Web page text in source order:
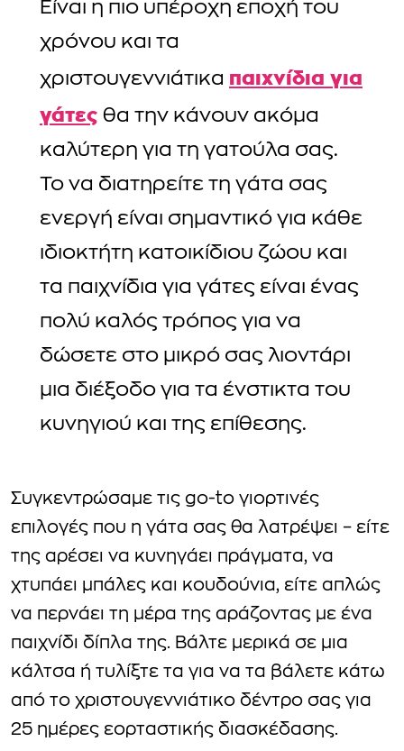
Είναι η πιο υπέροχη εποχή του
χρόνου και τα
χριστουγεννιάτικα παιχνίδια για
γάτες θα την κάνουν ακόμα
καλύτερη για τη γατούλα σας.
Το να διατηρείτε τη γάτα σας
ενεργή είναι σημαντικό για κάθε
ιδιοκτήτη κατοικίδιου ζώου και
τα παιχνίδια για γάτες είναι ένας
πολύ καλός τρόπος για να
δώσετε στο μικρό σας λιοντάρι
μια διέξοδο για τα ένστικτα του
κυνηγιού και της επίθεσης.
Συγκεντρώσαμε τις go-to γιορτινές
επιλογές που η γάτα σας θα λατρέψει – είτε
της αρέσει να κυνηγάει πράγματα, να
χτυπάει μπάλες και κουδούνια, είτε απλώς
να περνάει τη μέρα της αράζοντας με ένα
παιχνίδι δίπλα της. Βάλτε μερικά σε μια
κάλτσα ή τυλίξτε τα για να τα βάλετε κάτω
από το χριστουγεννιάτικο δέντρο σας για
25 ημέρες εορταστικής διασκέδασης.